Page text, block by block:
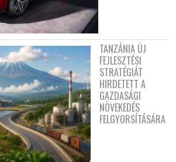
TANZÁNIA ÚJ
FEJLESZTÉSI
STRATÉGIÁT
HIRDETETT A
GAZDASÁGI
NÖVEKEDÉS
FELGYORSÍTÁSÁRA